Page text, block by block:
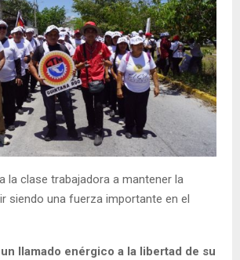
la clase trabajadora a mantener la
siendo una fuerza importante en el
llamado enérgico a la libertad de su